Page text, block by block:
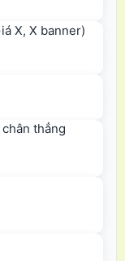
X, X banner)
thẳng